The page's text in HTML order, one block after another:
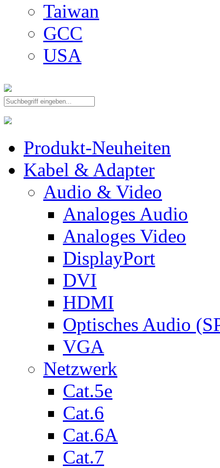
Taiwan
GCC
USA
Produkt-Neuheiten
Kabel & Adapter
Audio & Video
Analoges Audio
Analoges Video
DisplayPort
DVI
HDMI
Optisches Audio
VGA
Netzwerk
Cat.5e
Cat.6
Cat.6A
Cat.7